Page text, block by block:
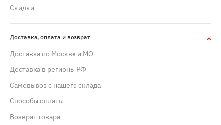
Скидки
Доставка, оплата и возврат
Доставка по Москве и МО
Доставка в регионы РФ
Самовывоз с нашего склада
Способы оплаты
Возврат товара